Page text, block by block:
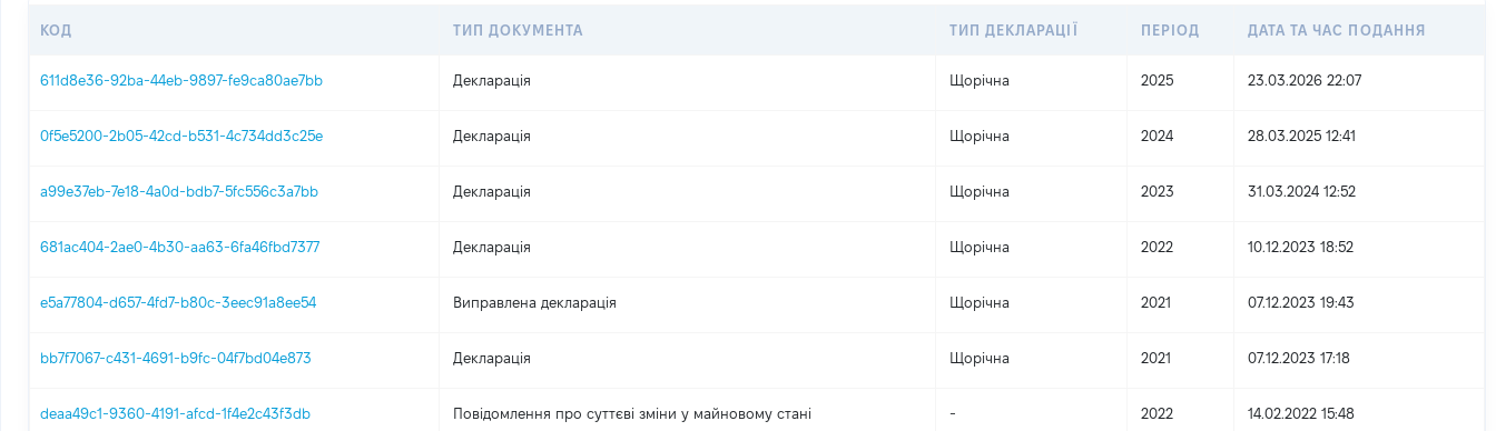
КОД ТИП ДОКУМЕНТА ТИП ДЕКЛАРАЦІЇ ПЕРІОД ДАТА ТА ЧАС ПОДАННЯ
611d8e36-92ba-44eb-9897-fe9ca80ae7bb Декларація Щорічна 2025 23.03.2026 22:07
0f5e5200-2b05-42cd-b531-4c734dd3c25e Декларація Щорічна 2024 28.03.2025 12:41
a99e37eb-7e18-4a0d-bdb7-5fc556c3a7bb Декларація Щорічна 2023 31.03.2024 12:52
681ac404-2ae0-4b30-aa63-6fa46fbd7377 Декларація Щорічна 2022 10.12.2023 18:52
e5a77804-d657-4fd7-b80c-3eec91a8ee54 Виправлена декларація Щорічна 2021 07.12.2023 19:43
bb7f7067-c431-4691-b9fc-04f7bd04e873 Декларація Щорічна 2021 07.12.2023 17:18
deaa49c1-9360-4191-afcd-1f4e2c43f3db Повідомлення про суттєві зміни y майновому стані - 2022 14.02.2022 15:48